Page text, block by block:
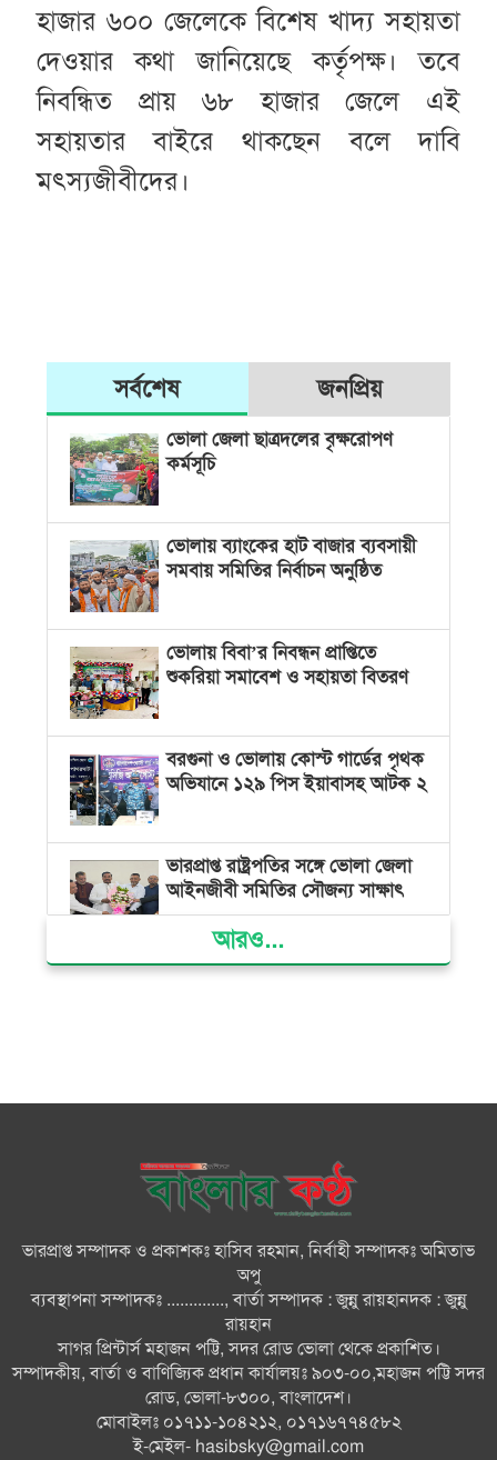
হাজার ৬০০ জেলেকে বিশেষ খাদ্য সহায়তা
দেওয়ার কথা জানিয়েছে কর্তৃপক্ষ। তবে
নিবন্ধিত প্রায় ৬৮ হাজার জেলে এই
সহায়তার বাইরে থাকছেন বলে দাবি
মৎস্যজীবীদের।
সর্বশেষ জনপ্রিয়
ভোলা জেলা ছাত্রদলের বৃক্ষরোপণ
কর্মসূচি
ভোলায় ব্যাংকের হাট বাজার ব্যবসায়ী
সমবায় সমিতির নির্বাচন অনুষ্ঠিত
ভোলায় বিবা’র নিবন্ধন প্রাপ্তিতে
শুকরিয়া সমাবেশ ও সহায়তা বিতরণ
বরগুনা ও ভোলায় কোস্ট গার্ডের পৃথক
অভিযানে ১২৯ পিস ইয়াবাসহ আটক ২
ভারপ্রাপ্ত রাষ্ট্রপতির সঙ্গে ভোলা জেলা
আইনজীবী সমিতির সৌজন্য সাক্ষাৎ
দৌলতখানে জমি বিরোধে পরিবারকে
বিষ দিয়ে মাছ ধরায় ৩ জেলে আটক
তজুমদ্দিনে চর মোজাম্মেলে চাঁদাবাজি
ও রাজনৈতিক চক্রান্তের অপচেষ্টার
বিরুদ্ধে সংবাদ সম্মেলন
সবার সম্মিলিত প্রচেষ্টায় সুন্দর
বাংলাদেশ গড়তে চাই: প্রধানমন্ত্রী
চিকিৎসক সমাজের পেশাগত
উৎকর্ষতার উজ্জ্বল দৃষ্টান্ত ড্যাব: ডা.
জুবাইদা
আরও...
ভারপ্রাপ্ত সম্পাদক ও প্রকাশকঃ হাসিব রহমান, নির্বাহী সম্পাদকঃ অমিতাভ
অপু
ব্যবস্থাপনা সম্পাদকঃ ............., বার্তা সম্পাদক : জুন্নু রায়হানদক : জুন্নু
রায়হান
সাগর প্রিন্টার্স মহাজন পট্টি, সদর রোড ভোলা থেকে প্রকাশিত।
সম্পাদকীয়, বার্তা ও বাণিজ্যিক প্রধান কার্যালয়ঃ ৯০৩-০০,মহাজন পট্টি সদর
রোড, ভোলা-৮৩০০, বাংলাদেশ।
মোবাইলঃ ০১৭১১-১০৪২১২, ০১৭১৬৭৭৪৫৮২
ই-মেইল- hasibsky@gmail.com